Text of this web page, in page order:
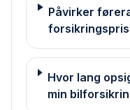
Påvirker
Hvor lang
min